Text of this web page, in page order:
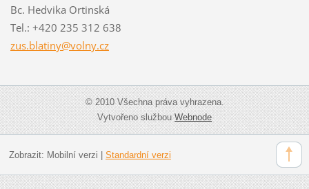
Bc. Hedvika Ortinská
Tel.: +420 235 312 638
zus.blatiny@volny.cz
© 2010 Všechna práva vyhrazena.
Vytvořeno službouWebnode
Zobrazit: Mobilní verzi Standardní verzi